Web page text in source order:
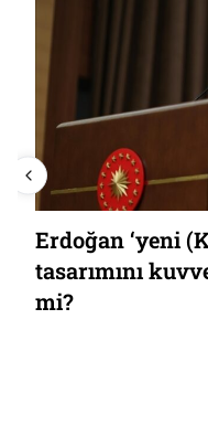
Erdoğan ‘yeni
tasarımını
mi?